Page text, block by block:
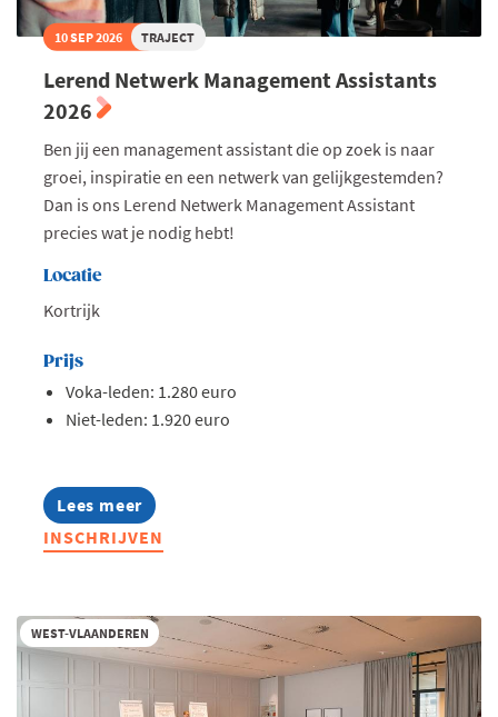
10 SEP 2026 TRAJECT
Lerend Netwerk Management Assistants
2026
Ben jij een management assistant die op zoek is naar
groei, inspiratie en een netwerk van gelijkgestemden?
Dan is ons Lerend Netwerk Management Assistant
precies wat je nodig hebt!
Locatie
Kortrijk
Prijs
Voka-leden: 1.280 euro
Niet-leden: 1.920 euro
Lees meer
about
Lerend
Netwerk
INSCHRIJVEN
WEST-VLAANDEREN